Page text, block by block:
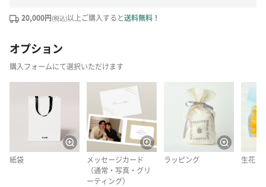
20,000円(税込)以上ご購入すると送料無料！
オプション
購入フォームにて選択いただけます
紙袋
メッセージカード
（通常・写真・グリ
ーティング）
ラッピング 生花